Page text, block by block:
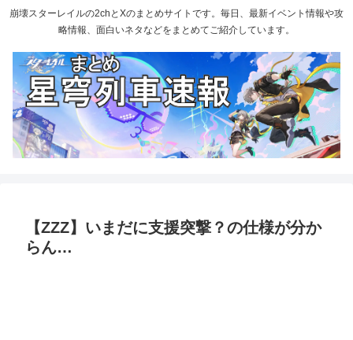
崩壊スターレイルの2chとXのまとめサイトです。毎日、最新イベント情報や攻
略情報、面白いネタなどをまとめてご紹介しています。
【ZZZ】いまだに支援突撃？の仕様が分か
らん…